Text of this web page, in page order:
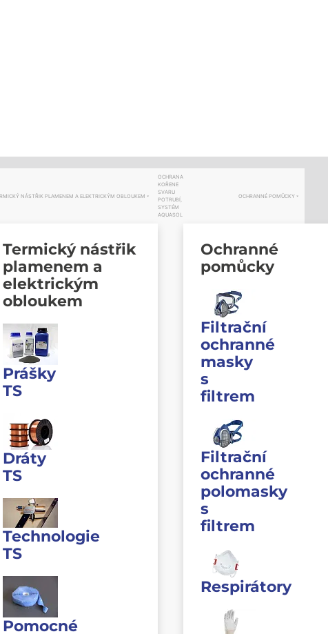
NÁSTŘIK PLAMENEM A ELEKTRICKÝM OBLOUKEM
Termický nástřik
plamenem a
elektrickým
obloukem
Prášky
TS
Dráty
TS
Technologie
TS
Pomocné
OCHRANA
KOŘENE
SVARU
POTRUBÍ,
SYSTÉM
AQUASOL
OCHRANNÉ POMŮCKY
Ochranné
pomůcky
Filtrační
ochranné
masky
s
filtrem
Filtrační
ochranné
polomasky
s
filtrem
Respirátory